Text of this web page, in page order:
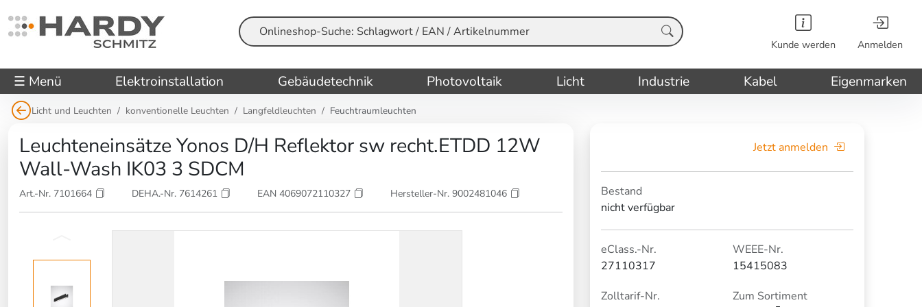
Suche Kunde werden Anmelden
☰ Menü Elektroinstallation Gebäudetechnik Photovoltaik Licht Industrie Kabel Eigenmarken
Licht und Leuchten konventionelle Leuchten Langfeldleuchten Feuchtraumleuchten
Leuchteneinsätze Yonos D/H Reflektor sw recht.ETDD 12W
Wall-Wash IK03 3 SDCM
Art.-Nr. 7101664 DEHA.-Nr. 7614261 EAN 4069072110327 Hersteller-Nr. 9002481046
Jetzt anmelden
Bestand
nicht verfügbar
eClass.-Nr.
27110317
WEEE-Nr.
15415083
Zolltarif-Nr.
Zum Sortiment